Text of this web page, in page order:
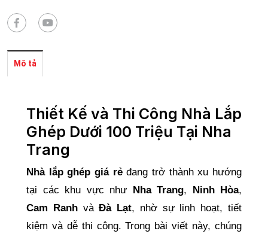
Mô tả
Thiết Kế và Thi Công Nhà Lắp
Ghép Dưới 100 Triệu Tại Nha
Trang
Nhà lắp ghép giá rẻđang trở thành xu hướng
tại các khu vực như Nha Trang, Ninh Hòa,
Cam RanhvàĐà Lạt, nhờ sự linh hoạt, tiết
kiệm và dễ thi công. Trong bài viết này, chúng